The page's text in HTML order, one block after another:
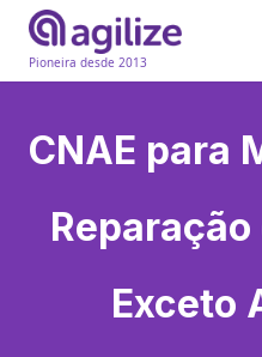
Pioneira desde 2013
CNAE para
Exceto